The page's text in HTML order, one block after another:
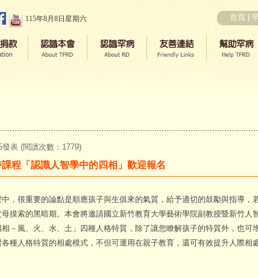
115年8月8日星期六 首頁
表 (閱讀次數：1779)
程「認識人智學中的四相」歡迎報名
很重要的論點是順應孩子與生俱來的氣質，給予適切的鼓勵與指導，
摸索的黑暗期。本會將邀請國立新竹教育大學藝術學院副教授暨新竹人
－風、火、水、土」四種人格特質，除了讓您瞭解孩子的特質外，也可
種人格特質的相處模式，不但可運用在親子教育，還可有效提升人際相